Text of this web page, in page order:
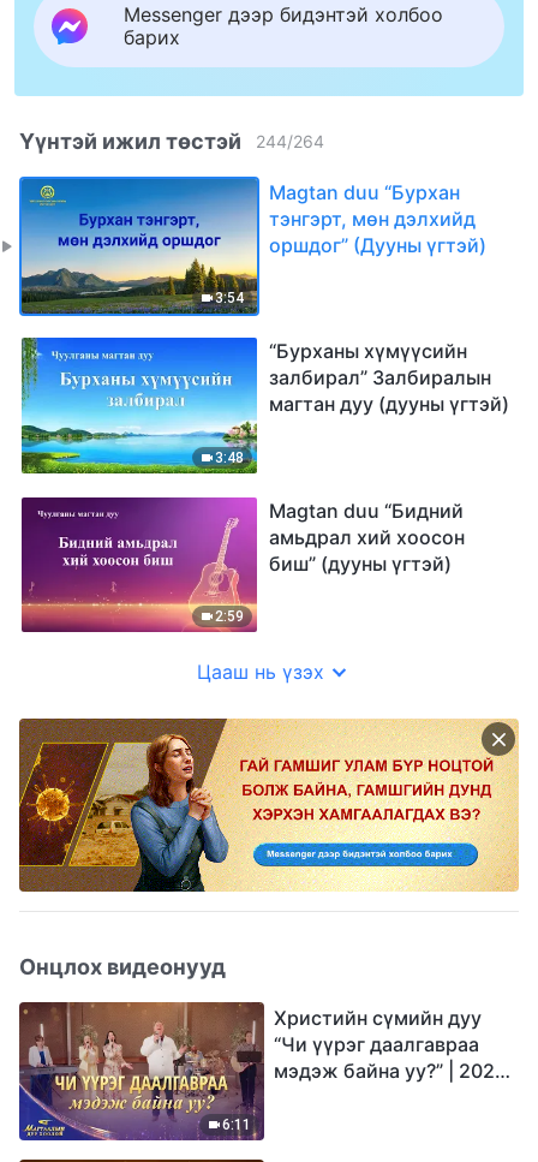
Messenger дээр бидэнтэй холбоо
барих
Үүнтэй ижил төстэй 244/264
3:54
Magtan duu “Бурхан
тэнгэрт, мѳн дэлхийд
оршдог” (Дууны үгтэй)
3:48
“Бурханы хүмүүсийн
залбирал” Залбиралын
магтан дуу (дууны үгтэй)
2:59
Magtan duu “Бидний
амьдрал хий хоосон
биш” (дууны үгтэй)
Цааш нь үзэх
Онцлох видеонууд
6:11
Христийн сүмийн дуу
“Чи үүрэг даалгавраа
мэдэж байна уу?” | 2026